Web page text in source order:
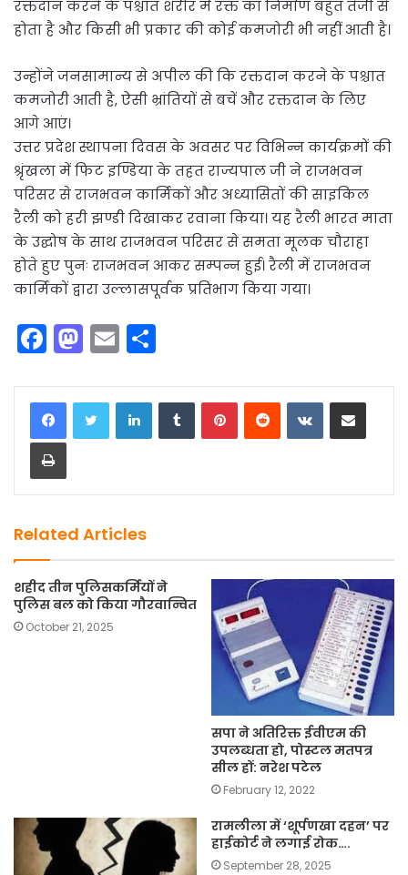
रक्तदान करने के पश्चात शरीर में रक्त का निर्माण बहुत तेजी से
होता है और किसी भी प्रकार की कोई कमजोरी भी नहीं आती है।
उन्होंने जनसामान्य से अपील की कि रक्तदान करने के पश्चात
कमजोरी आती है, ऐसी भ्रांतियों से बचें और रक्तदान के लिए
आगे आएं।
उत्तर प्रदेश स्थापना दिवस के अवसर पर विभिन्न कार्यक्रमों की
श्रृंखला में फिट इण्डिया के तहत राज्यपाल जी ने राजभवन
परिसर से राजभवन कार्मिकों और अध्यासितों की साइकिल
रैली को हरी झण्डी दिखाकर रवाना किया। यह रैली भारत माता
के उद्घोष के साथ राजभवन परिसर से समता मूलक चौराहा
होते हुए पुनः राजभवन आकर सम्पन्न हुई। रैली में राजभवन
कार्मिकों द्वारा उल्लासपूर्वक प्रतिभाग किया गया।
F
a
c
e
b
o
k
M
a
st
o
o
E
m
ai ar
LinkedInTumblrPinterestReddit VKontakteShare via Email
Print
Related Articles
शहीद तीन पुलिसकर्मियों ने
पुलिस बल को किया गौरवान्वित
October 21, 2025
सपा ने अतिरिक्त ईवीएम की
उपलब्धता हो, पोस्टल मतपत्र
सील हों: नरेश पटेल
February 12, 2022
रामलीला में ‘शूर्पणखा दहन’ पर
हाईकोर्ट ने लगाई रोक….
September 28, 2025